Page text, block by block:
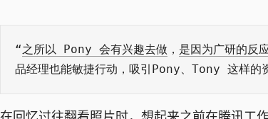
“之所以 Pony 会有兴趣去做 ， 是因为广研的反
品经理也能敏捷行动，吸引Pony、Tony 这样的